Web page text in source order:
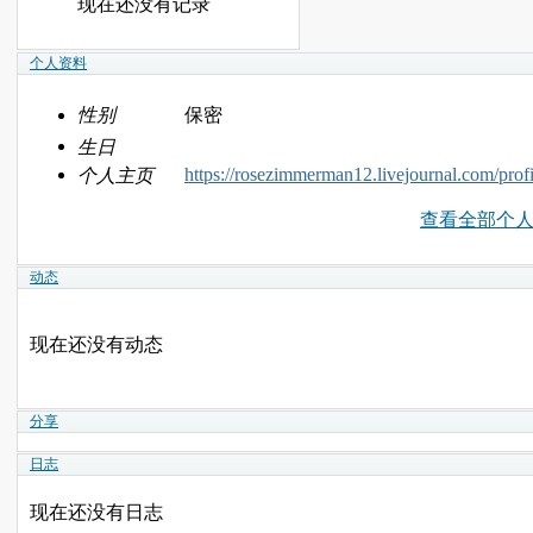
个人资料
性别
保密
生日
个人主页
https://rosezimmerman12.livejournal.com/
查看全部个
动态
现在还没有动态
分享
日志
现在还没有日志